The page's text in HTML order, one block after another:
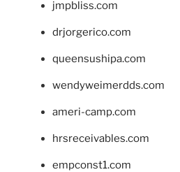
jmpbliss.com
drjorgerico.com
queensushipa.com
wendyweimerdds.com
ameri-camp.com
hrsreceivables.com
empconst1.com